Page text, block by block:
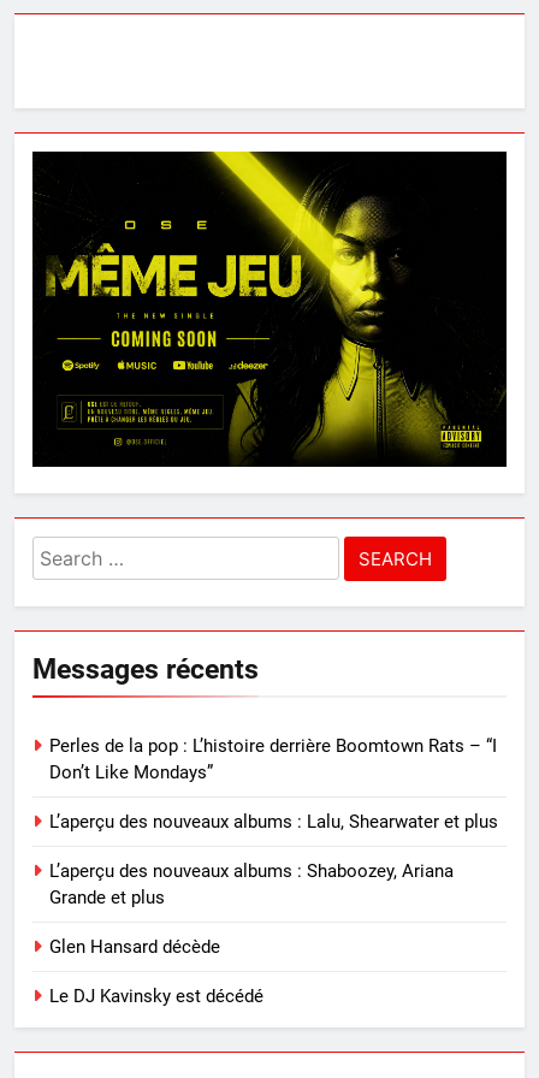
Search
for:
Messages récents
Perles de la pop : L’histoire derrière Boomtown Rats – “I
Don’t Like Mondays”
L’aperçu des nouveaux albums : Lalu, Shearwater et plus
L’aperçu des nouveaux albums : Shaboozey, Ariana
Grande et plus
Glen Hansard décède
Le DJ Kavinsky est décédé